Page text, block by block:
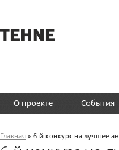
О проекте События
Главная » 6-й конкурс на лучшее